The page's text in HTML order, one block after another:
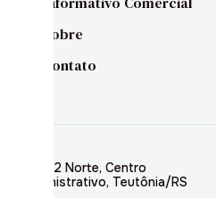
Sobre
Contato
Rua 02 Norte, Centro
Administrativo, Teutônia/RS